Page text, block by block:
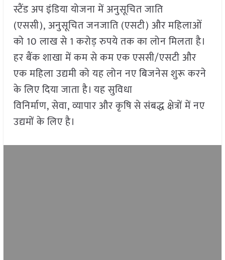
स्टैंड अप इंडिया योजना में अनुसूचित जाति
(एससी), अनुसूचित जनजाति (एसटी) और महिलाओं
को 10 लाख से 1 करोड़ रुपये तक का लोन मिलता है।
हर बैंक शाखा में कम से कम एक एससी/एसटी और
एक महिला उद्यमी को यह लोन नए बिजनेस शुरू करने
के लिए दिया जाता है। यह सुविधा
विनिर्माण, सेवा, व्यापार और कृषि से संबद्ध क्षेत्रों में नए
उद्यमों के लिए है।